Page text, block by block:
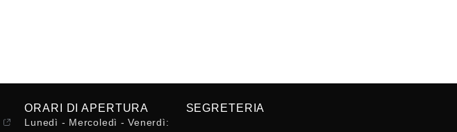
ORARI DI APERTURA
Lunedì - Mercoledì - Venerdì:
SEGRETERIA